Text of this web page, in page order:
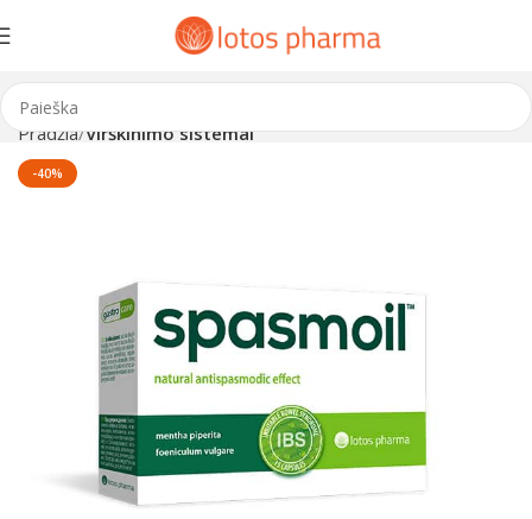
Pradžia Virškinimo sistemai
-40%